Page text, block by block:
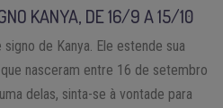
KANYA, DE 16/9 A 15/10
de Kanya. Ele estende sua
nasceram entre 16 de setembro
delas, sinta-se à vontade para